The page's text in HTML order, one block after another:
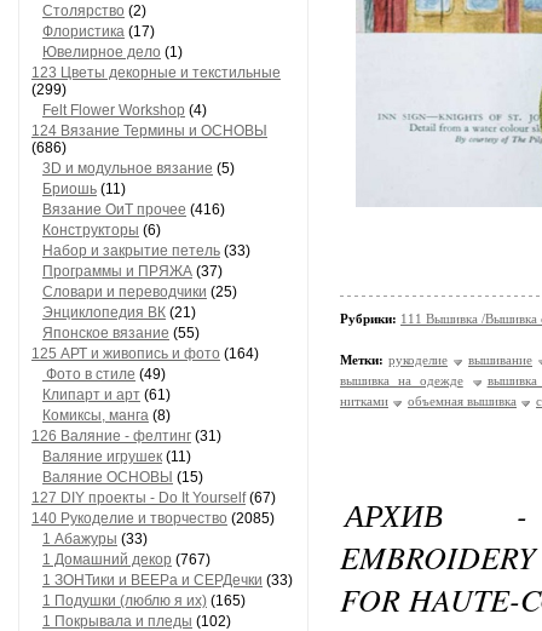
Столярство (2)
Флористика (17)
Ювелирное дело (1)
123 Цветы декорные и текстильные
(299)
Felt Flower Workshop (4)
124 Вязание Термины и ОСНОВЫ
(686)
3D и модульное вязание (5)
Бриошь (11)
Вязание ОиТ прочее (416)
Конструкторы (6)
Набор и закрытие петель (33)
Программы и ПРЯЖА (37)
Словари и переводчики (25)
Энциклопедия ВК (21)
Японское вязание (55)
125 АРТ и живопись и фото (164)
Фото в стиле (49)
Клипарт и арт (61)
Комиксы, манга (8)
126 Валяние - фелтинг (31)
Валяние игрушек (11)
Валяние ОСНОВЫ (15)
127 DIY проекты - Do It Yourself(67)
140 Рукоделие и творчество (2085)
1 Абажуры (33)
1 Домашний декор (767)
1 ЗОНТики и ВЕЕРа и СЕРДечки (33)
1 Подушки (люблю я их) (165)
1 Покрывала и пледы (102)
Рубрики: 111 Вышивка /Вышивка
Метки: рукоделие
вышивание
вышивка на одежде
вышивка
нитками
объемная вышивка
АРХИВ -
FOR HAUTE-